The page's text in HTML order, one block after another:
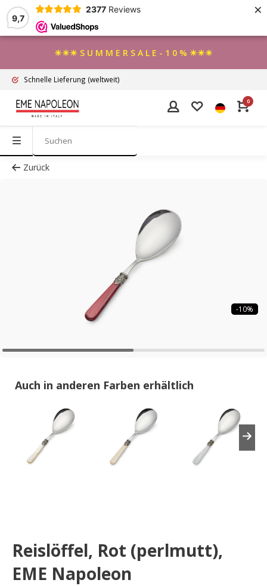
9,7
2377 Reviews ×
☀☀☀ S U M M E R S A L E - 1 0 % ☀☀☀
Schnelle Lieferung (weltweit)
0
Zurück
-10%
Auch in anderen Farben erhältlich
Reislöffel, Rot (perlmutt),
EME Napoleon